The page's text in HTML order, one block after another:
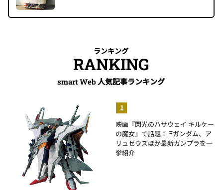
ランキング
RANKING
smart Web 人気記事ランキング
映画『閃光のハサウェイ キルケー
の魔女』で話題！ Ξガンダム、ア
リュゼウスほか最新ガンプラを一
挙紹介